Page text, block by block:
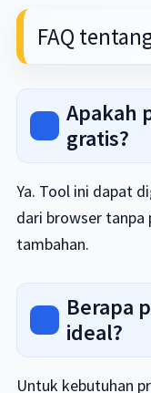
FAQ
Apakah
gratis?
Ya. Tool ini dapat
dari browser tanpa
tambahan.
Berapa
ideal?
Untuk kebutuhan